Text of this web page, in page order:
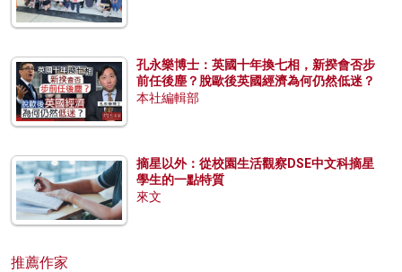
孔永樂博士：英國十年換七相，新揆會否步
前任後塵？脫歐後英國經濟為何仍然低迷？
本社編輯部
摘星以外：從校園生活觀察DSE中文科摘星
學生的一點特質
來文
推薦作家